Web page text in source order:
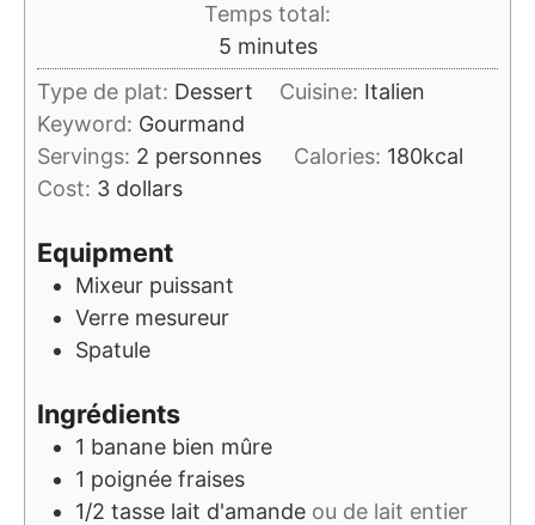
Temps total:
5minutes
minutes
Type de plat: Dessert Cuisine: Italien
Keyword: Gourmand
Servings: 2 personnes Calories: 180kcal
Cost: 3 dollars
Equipment
Mixeur puissant
Verre mesureur
Spatule
Ingrédients
1 banane bien mûre
1 poignée fraises
1/2 tasse lait d'amande ou de lait entier